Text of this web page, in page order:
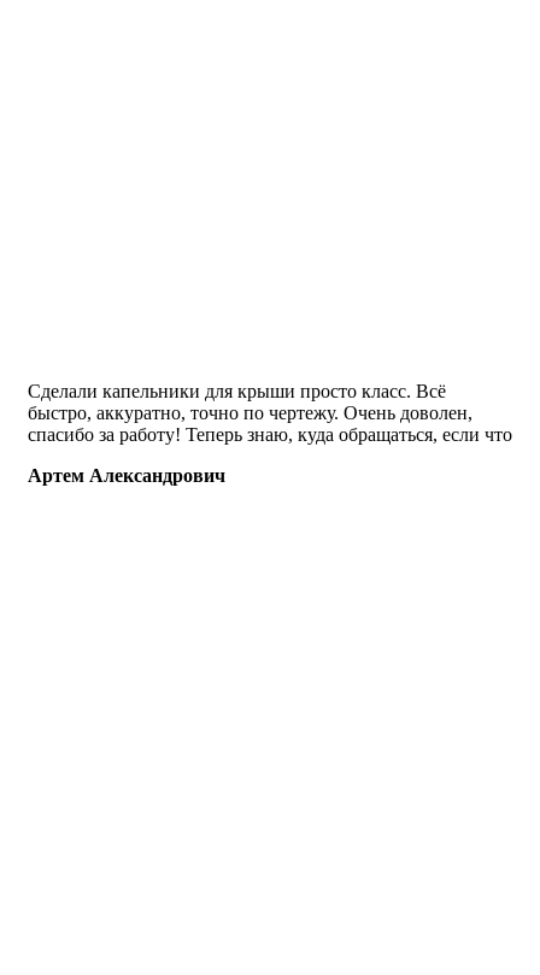
Сделали капельники для крыши просто класс. Всё
быстро, аккуратно, точно по чертежу. Очень доволен,
спасибо за работу! Теперь знаю, куда обращаться, если что
Артем Александрович